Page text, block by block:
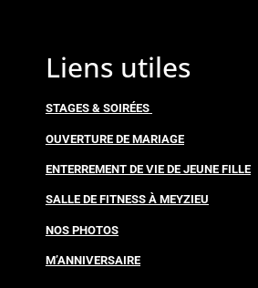
Liens utiles
STAGES & SOIRÉES
OUVERTURE DE MARIAGE
ENTERREMENT DE VIE DE JEUNE FILLE
SALLE DE FITNESS À MEYZIEU
NOS PHOTOS
M’ANNIVERSAIRE